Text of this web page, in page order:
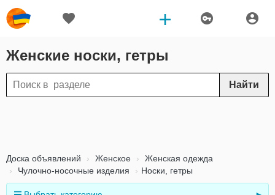
Женские носки, гетры
Найти
Доска объявлений Женское
Женская одежда
Чулочно-носочные изделия
Носки, гетры